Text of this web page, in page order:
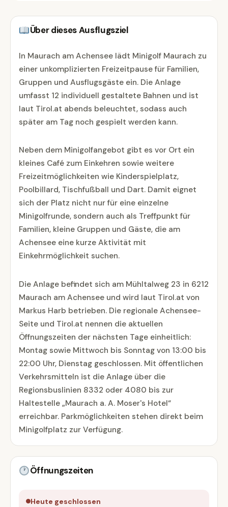
Über dieses Ausflugsziel
In Maurach am Achensee lädt Minigolf Maurach zu
einer unkomplizierten Freizeitpause für Familien,
Gruppen und Ausflugsgäste ein. Die Anlage
umfasst 12 individuell gestaltete Bahnen und ist
laut Tirol.at abends beleuchtet, sodass auch
später am Tag noch gespielt werden kann.
Neben dem Minigolfangebot gibt es vor Ort ein
kleines Café zum Einkehren sowie weitere
Freizeitmöglichkeiten wie Kinderspielplatz,
Poolbillard, Tischfußball und Dart. Damit eignet
sich der Platz nicht nur für eine einzelne
Minigolfrunde, sondern auch als Treffpunkt für
Familien, kleine Gruppen und Gäste, die am
Achensee eine kurze Aktivität mit
Einkehrmöglichkeit suchen.
Die Anlage befindet sich am Mühltalweg 23 in 6212
Maurach am Achensee und wird laut Tirol.at von
Markus Harb betrieben. Die regionale Achensee-
Seite und Tirol.at nennen die aktuellen
Öffnungszeiten der nächsten Tage einheitlich:
Montag sowie Mittwoch bis Sonntag von 13:00 bis
22:00 Uhr, Dienstag geschlossen. Mit öffentlichen
Verkehrsmitteln ist die Anlage über die
Regionsbuslinien 8332 oder 4080 bis zur
Haltestelle „Maurach a. A. Moser's Hotel“
erreichbar. Parkmöglichkeiten stehen direkt beim
Minigolfplatz zur Verfügung.
Öffnungszeiten
Heute geschlossen